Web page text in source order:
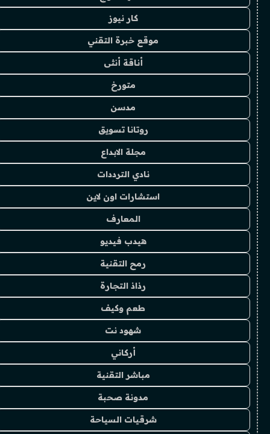
كار نيوز
موقع خبرة التقني
أناقة أنثى
متورخ
مدسن
روتانا تسويق
مجلة الابداع
نادي الترددات
استشارات اون لاين
المعارف
هيدب فيديو
رمح التقنية
رذاذ التجارة
طعم وكيف
شهود نت
أركاني
مباشر التقنية
مدونة صحبة
شرقيات السياحة